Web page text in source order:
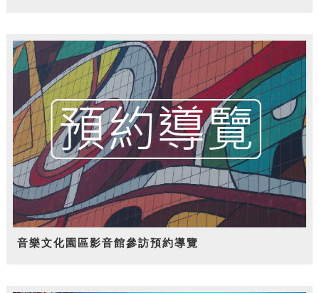
音樂文化園區影音館參訪預約導覽